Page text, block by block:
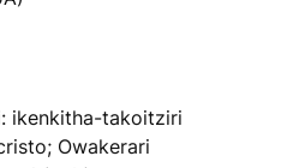
ikenkitha-takoitziri
Owakerari